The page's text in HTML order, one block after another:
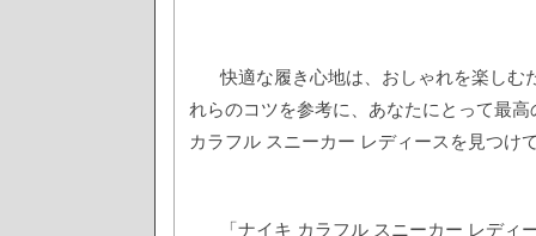
快適な履き心地は、おしゃれを楽しむ
れらのコツを参考に、あなたにとって最
カラフル スニーカー レディースを見つけ
「ナイキ カラフル スニーカー レディ